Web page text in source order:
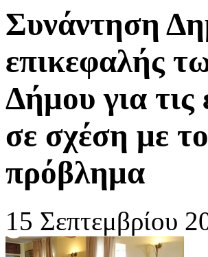
Συνάντηση
επικεφαλής
Δήμου για τις
σε σχέση με
πρόβλημα
15 Σεπτεμβρίου